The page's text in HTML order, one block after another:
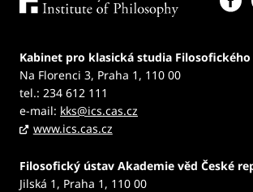
Kabinet pro klasická studia Filosofického
Na Florenci 3, Praha 1, 110 00
tel.: 234 612 111
e-mail: kks@ics.cas.cz
www.ics.cas.cz
Filosofický ústav Akademie věd České
Jilská 1, Praha 1, 110 00